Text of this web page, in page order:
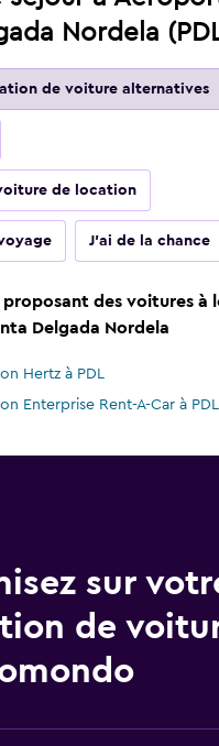
Nordela
de voiture alternatives
de location
J'ai de la chance
des voitures à
Delgada Nordela
Hertz à PDL
Enterprise Rent-A-Car à PDL
sur
de